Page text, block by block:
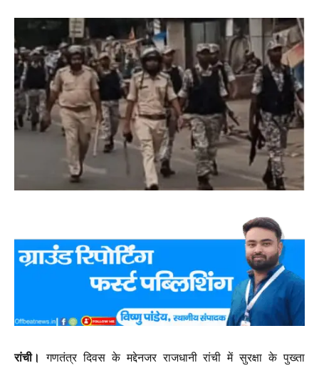
रांची। गणतंत्र दिवस के मद्देनजर राजधानी रांची में सुरक्षा के पुख्ता